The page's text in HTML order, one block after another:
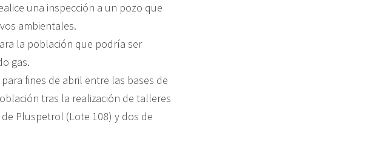
una inspección a un pozo que
ambientales.
la población que podría ser
gas.
fines de abril entre las bases de
tras la realización de talleres
Pluspetrol (Lote 108) y dos de